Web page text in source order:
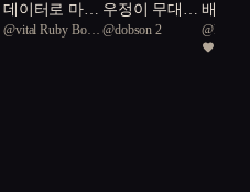
데이터로 마음
을 숨기는 남
@vital Ruby Boa
우정이 무대였
다
@dobson 2
배덕
즘
@